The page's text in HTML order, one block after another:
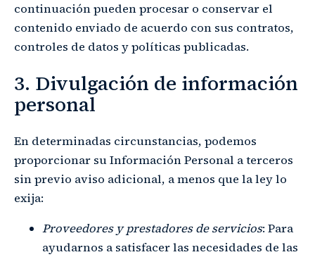
continuación pueden procesar o conservar el
contenido enviado de acuerdo con sus contratos,
controles de datos y políticas publicadas.
3. Divulgación de información
personal
En determinadas circunstancias, podemos
proporcionar su Información Personal a terceros
sin previo aviso adicional, a menos que la ley lo
exija:
Proveedores y prestadores de servicios: Para
ayudarnos a satisfacer las necesidades de las